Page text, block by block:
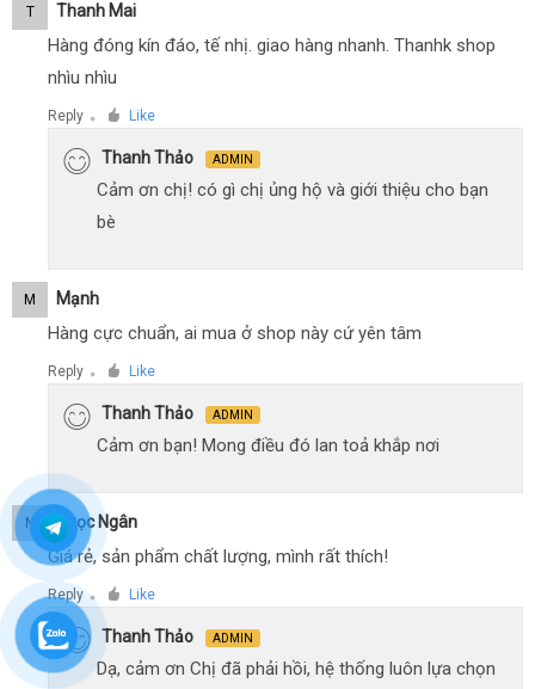
T Thanh Mai
Hàng đóng kín đáo, tế nhị. giao hàng nhanh. Thanhk shop
nhìu nhìu
Reply ● Like
Thanh Thảo ADMIN
Cảm ơn chị! có gì chị ủng hộ và giới thiệu cho bạn
bè
M Mạnh
Hàng cực chuẩn, ai mua ở shop này cứ yên tâm
Reply ● Like
Thanh Thảo ADMIN
Cảm ơn bạn! Mong điều đó lan toả khắp nơi
N Ngọc Ngân
Giá rẻ, sản phẩm chất lượng, mình rất thích!
Reply ● Like
Thanh Thảo ADMIN
Dạ, cảm ơn Chị đã phải hồi, hệ thống luôn lựa chọn